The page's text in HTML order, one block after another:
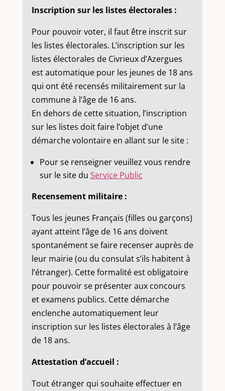
Inscription sur les listes électorales :
Pour pouvoir voter, il faut être inscrit sur
les listes électorales. L’inscription sur les
listes électorales de Civrieux d’Azergues
est automatique pour les jeunes de 18 ans
qui ont été recensés militairement sur la
commune à l’âge de 16 ans.
En dehors de cette situation, l’inscription
sur les listes doit faire l’objet d’une
démarche volontaire en allant sur le site :
Pour se renseigner veuillez vous rendre
sur le site du Service Public
Recensement militaire :
Tous les jeunes Français (filles ou garçons)
ayant atteint l’âge de 16 ans doivent
spontanément se faire recenser auprès de
leur mairie (ou du consulat s’ils habitent à
l’étranger). Cette formalité est obligatoire
pour pouvoir se présenter aux concours
et examens publics. Cette démarche
enclenche automatiquement leur
inscription sur les listes électorales à l’âge
de 18 ans.
Attestation d’accueil :
Tout étranger qui souhaite effectuer en